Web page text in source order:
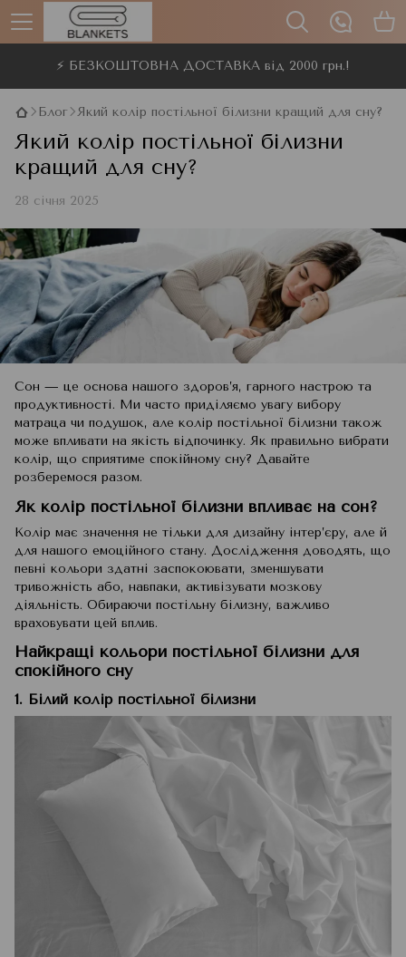
⚡ БЕЗКОШТОВНА ДОСТАВКА від 2000 грн.!
Блог Який колір постільної білизни кращий для сну?
Який колір постільної білизни
кращий для сну?
28 січня 2025
Сон — це основа нашого здоров’я, гарного настрою та
продуктивності. Ми часто приділяємо увагу вибору
матраца чи подушок, але колір постільної білизни також
може впливати на якість відпочинку. Як правильно вибрати
колір, що сприятиме спокійному сну? Давайте
розберемося разом.
Як колір постільної білизни впливає на сон?
Колір має значення не тільки для дизайну інтер’єру, але й
для нашого емоційного стану. Дослідження доводять, що
певні кольори здатні заспокоювати, зменшувати
тривожність або, навпаки, активізувати мозкову
діяльність. Обираючи постільну білизну, важливо
враховувати цей вплив.
Найкращі кольори постільної білизни для
спокійного сну
1. Білий колір постільної білизни